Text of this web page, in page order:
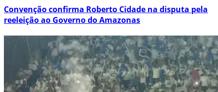
Convenção confirma Roberto Cidade na disputa pela
reeleição ao Governo do Amazonas